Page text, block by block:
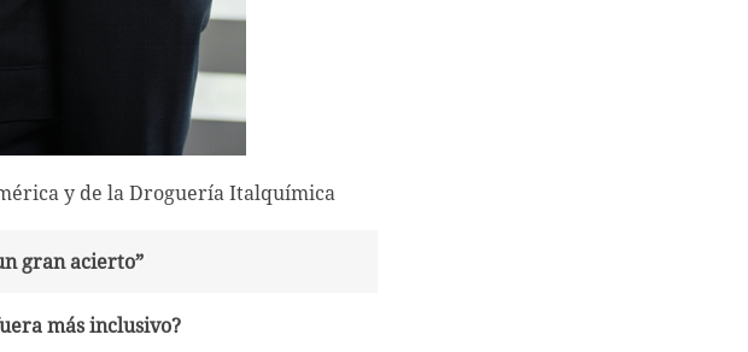
y de la Droguería Italquímica
gran acierto”
más inclusivo?